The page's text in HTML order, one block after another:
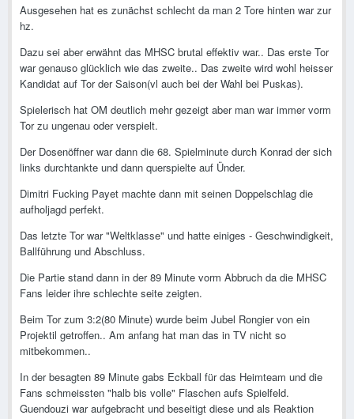
Ausgesehen hat es zunächst schlecht da man 2 Tore hinten war zur
hz.
Dazu sei aber erwähnt das MHSC brutal effektiv war.. Das erste Tor
war genauso glücklich wie das zweite.. Das zweite wird wohl heisser
Kandidat auf Tor der Saison(vl auch bei der Wahl bei Puskas).
Spielerisch hat OM deutlich mehr gezeigt aber man war immer vorm
Tor zu ungenau oder verspielt.
Der Dosenöffner war dann die 68. Spielminute durch Konrad der sich
links durchtankte und dann querspielte auf Ünder.
Dimitri Fucking Payet machte dann mit seinen Doppelschlag die
aufholjagd perfekt.
Das letzte Tor war "Weltklasse" und hatte einiges - Geschwindigkeit,
Ballführung und Abschluss.
Die Partie stand dann in der 89 Minute vorm Abbruch da die MHSC
Fans leider ihre schlechte seite zeigten.
Beim Tor zum 3:2(80 Minute) wurde beim Jubel Rongier von ein
Projektil getroffen.. Am anfang hat man das in TV nicht so
mitbekommen..
In der besagten 89 Minute gabs Eckball für das Heimteam und die
Fans schmeissten "halb bis volle" Flaschen aufs Spielfeld.
Guendouzi war aufgebracht und beseitigt diese und als Reaktion